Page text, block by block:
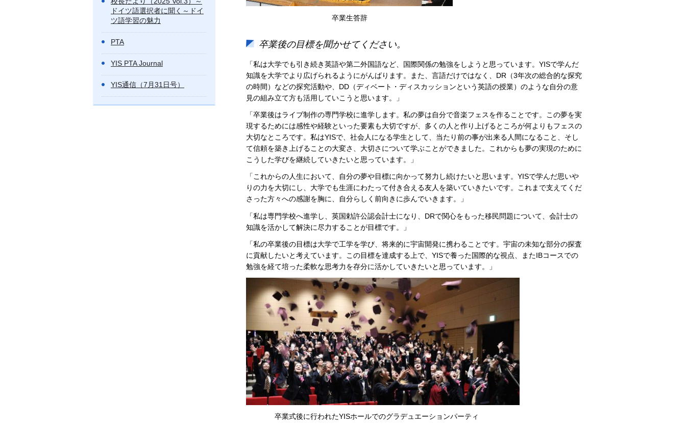
ドイツ語選択者に聞く～ドイ
ツ語学習の魅力
PTA
YIS PTA Journal
YIS通信（7月31日号）
卒業生答辞
卒業後の目標を聞かせてください。
「私は大学でも引き続き英語や第二外国語など、国際関係の勉強をしようと思っています。YISで学んだ
知識を大学でより広げられるようにがんばります。また、言語だけではなく、DR（3年次の総合的な探究
の時間）などの探究活動や、DD（ディベート・ディスカッションという英語の授業）のような自分の意
見の組み立て方も活用していこうと思います。」
「卒業後はライブ制作の専門学校に進学します。私の夢は自分で音楽フェスを作ることです。この夢を実
現するためには感性や経験といった要素も大切ですが、多くの人と作り上げるところが何よりもフェスの
大切なところです。私はYISで、社会人になる学生として、当たり前の事が出来る人間になること、そし
て信頼を築き上げることの大変さ、大切さについて学ぶことができました。これからも夢の実現のために
こうした学びを継続していきたいと思っています。」
「これからの人生において、自分の夢や目標に向かって努力し続けたいと思います。YISで学んだ思いや
りの力を大切にし、大学でも生涯にわたって付き合える友人を築いていきたいです。これまで支えてくだ
さった方々への感謝を胸に、自分らしく前向きに歩んでいきます。」
「私は専門学校へ進学し、英国勅許公認会計士になり、DRで関心をもった移民問題について、会計士の
知識を活かして解決に尽力することが目標です。」
「私の卒業後の目標は大学で工学を学び、将来的に宇宙開発に携わることです。宇宙の未知な部分の探査
に貢献したいと考えています。この目標を達成する上で、YISで養った国際的な視点、またIBコースでの
勉強を経て培った柔軟な思考力を存分に活かしていきたいと思っています。」
卒業式後に行われたYISホールでのグラデュエーションパーティ